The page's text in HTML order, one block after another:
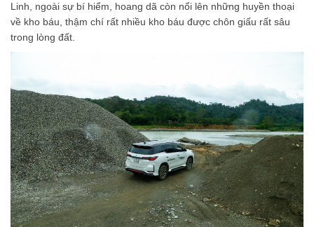
Linh, ngoài sự bí hiểm, hoang dã còn nổi lên những huyền thoại
về kho báu, thậm chí rất nhiều kho báu được chôn giấu rất sâu
trong lòng đất.